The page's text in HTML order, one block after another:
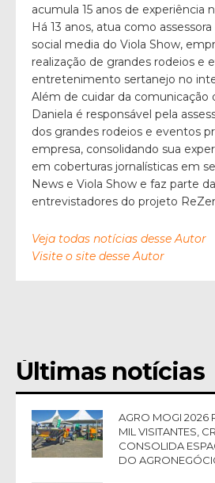
acumula 15 anos de experiência
Há 13 anos, atua como
social media do Viola Show,
realização de grandes rodeios e
entretenimento sertanejo no
Além de cuidar da comunicação
Daniela é responsável pela
dos grandes rodeios e eventos
empresa, consolidando sua
em coberturas jornalísticas em
News e Viola Show e faz parte
entrevistadores do projeto
Veja todas notícias desse Autor
Visite o site desse Autor
Últimas notícias
AGRO MOGI 2026
MIL VISITANTES,
CONSOLIDA
DO